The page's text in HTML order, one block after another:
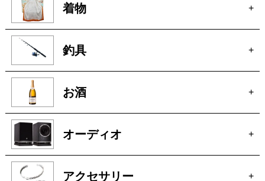
お酒 +
オーディオ +
アクセサリー +
自転車 +